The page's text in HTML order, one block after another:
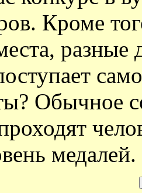
Кроме
Обычное
медалей.